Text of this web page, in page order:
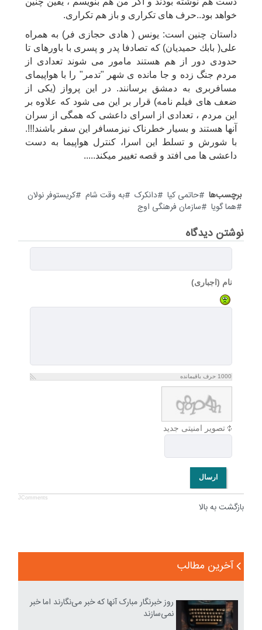
خواهد بود..حرف های تکراری و باز هم تکراری.
داستان چنین است: یونس ( هادی حجازی فر) به همراه
علی( بابك حميديان) که تصادفا پدر و پسری با باورهای تا
حدودی دور از هم هستند مامور می شوند تعدادی از
مردم جنگ زده و جا مانده ی شهر "تدمر" را با هواپیمای
مسافربری به دمشق برسانند. در این پرواز (یکی از
ضعف های فیلم نامه) قرار بر این می شود که علاوه بر
این مردم ، تعدادی از اسرای داعشی که همگی از سران
آنها هستند و بسیار خطرناک نیزمسافر این سفر باشند!!!.
با شورش و تسلط این اسرا، کنترل هواپیما به دست
داعشی ها می افتد و قصه تغییر میکند.....
برچسب‌ها حاتمی کیا دانکرک به وقت شام
کریستوفر نولان
هما گویا
سازمان فرهنگی اوج
نوشتن دیدگاه
نام (اجباری)
1000 حرف باقیمانده
تصویر امنیتی جدید
ارسال
JComments
بازگشت به بالا
آخرین مطالب
روز خبرنگار مبارک آنها که خبر می‌نگارند اما خبر
نمی‌سازند